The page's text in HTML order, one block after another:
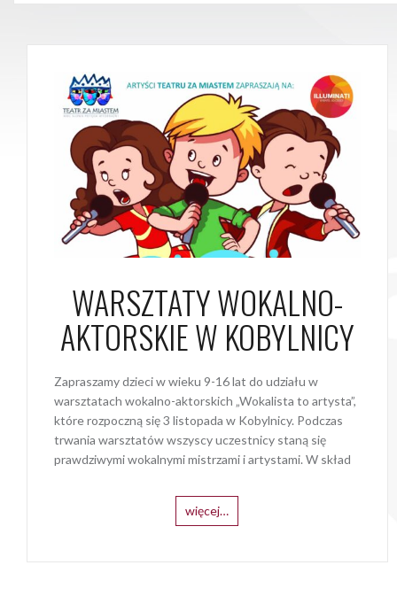
WARSZTATY WOKALNO-
AKTORSKIE W KOBYLNICY
Zapraszamy dzieci w wieku 9-16 lat do udziału w
warsztatach wokalno-aktorskich „Wokalista to artysta”,
które rozpoczną się 3 listopada w Kobylnicy. Podczas
trwania warsztatów wszyscy uczestnicy staną się
prawdziwymi wokalnymi mistrzami i artystami. W skład
więcej…